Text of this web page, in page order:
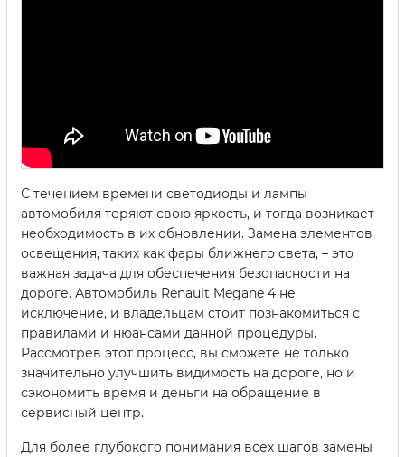
С течением времени светодиоды и лампы
автомобиля теряют свою яркость, и тогда возникает
необходимость в их обновлении. Замена элементов
освещения, таких как фары ближнего света, – это
важная задача для обеспечения безопасности на
дороге. Автомобиль Renault Megane 4 не
исключение, и владельцам стоит познакомиться с
правилами и нюансами данной процедуры.
Рассмотрев этот процесс, вы сможете не только
значительно улучшить видимость на дороге, но и
сэкономить время и деньги на обращение в
сервисный центр.
Для более глубокого понимания всех шагов замены